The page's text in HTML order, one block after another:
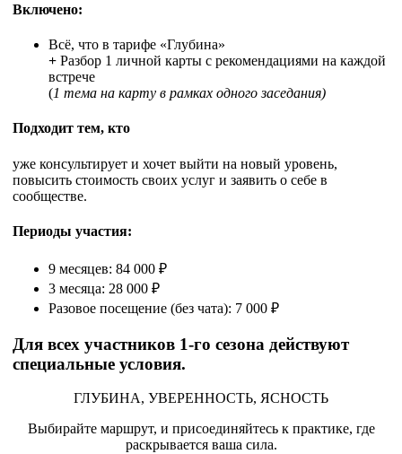
Включено:
Всё, что в тарифе «Глубина»
+ Разбор 1 личной карты с рекомендациями на каждой
встрече
(1 тема на карту в рамках одного заседания)
Подходит тем, кто
уже консультирует и хочет выйти на новый уровень,
повысить стоимость своих услуг и заявить о себе в
сообществе.
Периоды участия:
9 месяцев: 84 000 ₽
3 месяца: 28 000 ₽
Разовое посещение (без чата): 7 000 ₽
Для всех участников 1-го сезона действуют
специальные условия.
ГЛУБИНА, УВЕРЕННОСТЬ, ЯСНОСТЬ
Выбирайте маршрут, и присоединяйтесь к практике, где
раскрывается ваша сила.